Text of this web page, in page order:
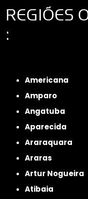
REGIÕES
:
Americana
Amparo
Angatuba
Aparecida
Araraquara
Araras
Artur Nogueira
Atibaia